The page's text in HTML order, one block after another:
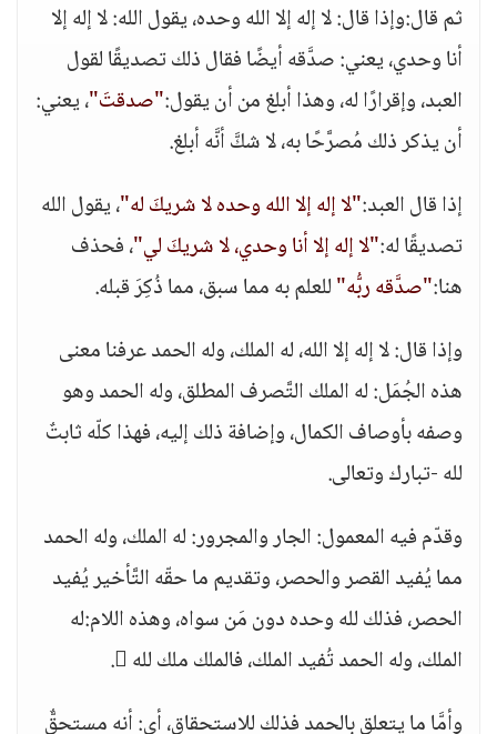
ثم قال:وإذا قال: لا إله إلا الله وحده، يقول الله: لا إله إلا
أنا وحدي، يعني: صدَّقه أيضًا فقال ذلك تصديقًا لقول
العبد، وإقرارًا له، وهذا أبلغ من أن يقول:"صدقتَ"، يعني:
أن يذكر ذلك مُصرَّحًا به، لا شكَّ أنَّه أبلغ.
إذا قال العبد:"لا إله إلا الله وحده لا شريكَ له"، يقول الله
تصديقًا له:"لا إله إلا أنا وحدي، لا شريكَ لي"، فحذف
هنا:"صدَّقه ربُّه"للعلم به مما سبق، مما ذُكِرَ قبله.
وإذا قال: لا إله إلا الله، له الملك، وله الحمد عرفنا معنى
هذه الجُمَل: له الملك التَّصرف المطلق، وله الحمد وهو
وصفه بأوصاف الكمال، وإضافة ذلك إليه، فهذا كلّه ثابتٌ
لله -تبارك وتعالى.
وقدّم فيه المعمول: الجار والمجرور: له الملك، وله الحمد
مما يُفيد القصر والحصر، وتقديم ما حقّه التَّأخير يُفيد
الحصر، فذلك لله وحده دون مَن سواه، وهذه اللام:له
الملك، وله الحمد تُفيد الملك، فالملك ملك لله .
وأمَّا ما يتعلق بالحمد فذلك للاستحقاق، أي: أنه مستحقٌّ